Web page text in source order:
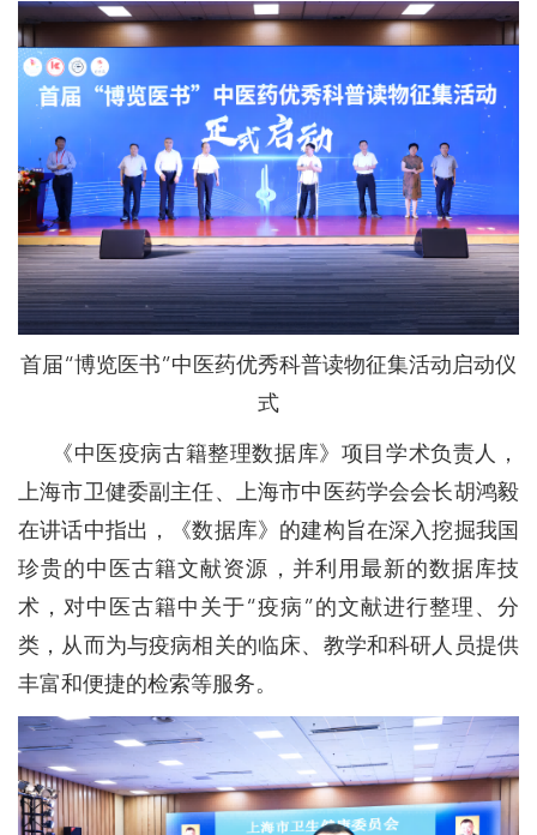
首届“博览医书”中医药优秀科普读物征集活动启动仪
式
《中医疫病古籍整理数据库》项目学术负责人，
上海市卫健委副主任、上海市中医药学会会长胡鸿毅
在讲话中指出，《数据库》的建构旨在深入挖掘我国
珍贵的中医古籍文献资源，并利用最新的数据库技
术，对中医古籍中关于“疫病”的文献进行整理、分
类，从而为与疫病相关的临床、教学和科研人员提供
丰富和便捷的检索等服务。